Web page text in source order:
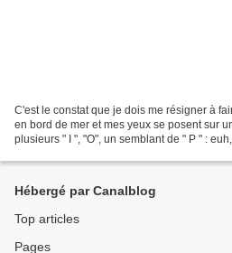
C'est le constat que je dois me résigner à
en bord de mer et mes yeux se posent sur
plusieurs " I ", "O", un semblant de " P " :
Hébergé par Canalblog
Top articles
Pages